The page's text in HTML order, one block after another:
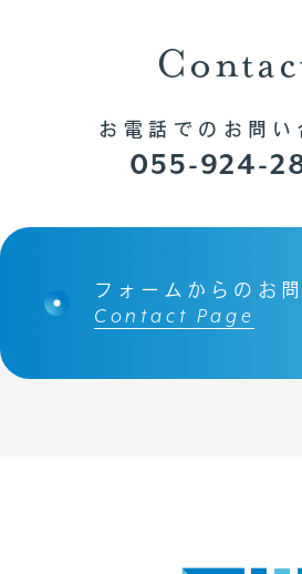
私たちにつ
お知らせ
事業内容
CSR
お電話でのお問い
055-924-
フォームからのお
Contact Page